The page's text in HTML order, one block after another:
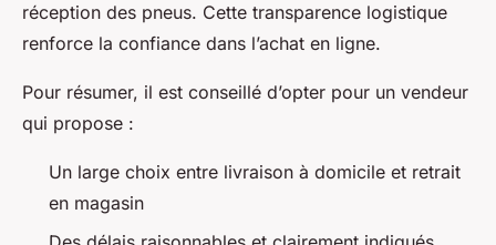
réception des pneus. Cette transparence logistique
renforce la confiance dans l’achat en ligne.
Pour résumer, il est conseillé d’opter pour un vendeur
qui propose :
Un large choix entre livraison à domicile et retrait
en magasin